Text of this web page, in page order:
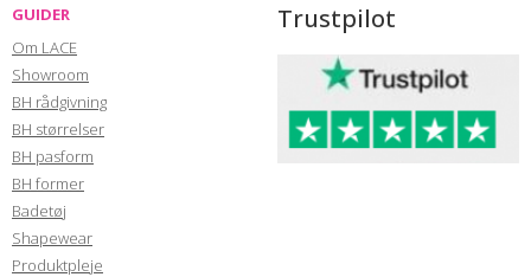
GUIDER
Om LACE
Showroom
BH rådgivning
BH størrelser
BH pasform
BH former
Badetøj
Shapewear
Produktpleje
Trustpilot